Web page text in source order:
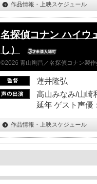
作品情報・上映スケジュール
名探偵コナン ハイウ
し）
©2026 青山剛昌／名探偵コナン製
蓮井隆弘
高山みなみ/山崎
延年 ゲスト声優
作品情報・上映スケジュール